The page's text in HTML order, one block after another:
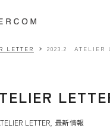
LETTER 2023.2 ATELIER
LETTER 最新情報